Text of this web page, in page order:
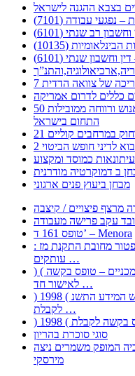
בצבא ההגנה לישראל
נפגעי עבודה (7101)
וחשבון רב שנתי (6101)
(10135)
וחשבון שנתי (6101)
של צוואה הדדית
כללים לדרום אמריקה
50 טיפים ויותר לניהול חווית עובד, משאבי אנוש ורווחה ממובילות
התחום בישראל
במרחבים קוליים
לדיני חופש הביטוי 2
עיתונאות כמוסד ומקצוע
ב דמוקרטיה מודרנית
מבחן ביעוץ פנים ארגוני
טופס 161 ד’ – Menora
: בקשה לפטור מחובת התקנת מז;quot&ח 3 טופס מספר ים ב
עותקים …
) ( פעמי להקלטת יצירות על מוצרים מכניים – טופס בקשה
לאישור חד …
) 1998 ( לפי חוק חופש המידע התשנ;quot&ח – טופס בקשה
לקבלת …
סוגי סוכרת בהריון
המופק משמרים ניצה
מירסקי